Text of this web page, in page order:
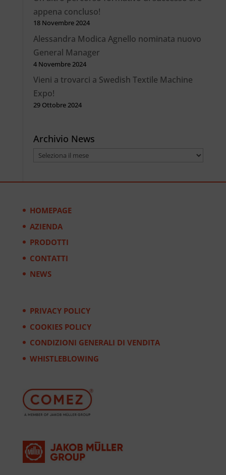
appena concluso!
18 Novembre 2024
Alessandra Modica Agnello nominata nuovo
General Manager
4 Novembre 2024
Vieni a trovarci a Swedish Textile Machine
Expo!
29 Ottobre 2024
Archivio News
Archivio
HOMEPAGE
AZIENDA
PRODOTTI
CONTATTI
NEWS
PRIVACY POLICY
COOKIES POLICY
CONDIZIONI GENERALI DI VENDITA
WHISTLEBLOWING